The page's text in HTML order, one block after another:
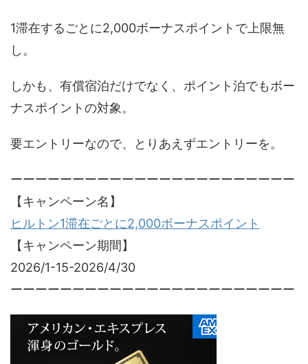
1滞在するごとに2,000ボーナスポイントで上限無
し。
しかも、有償宿泊だけでなく、ポイント泊でもボー
ナスポイントの対象。
要エントリーなので、とりあえずエントリーを。
ーーーーーーーーーーーーーーーーーーーーーーー
【キャンペーン名】
ヒルトン1滞在ごとに2,000ボーナスポイント
【キャンペーン期間】
2026/1-15-2026/4/30
ーーーーーーーーーーーーーーーーーーーーーーー